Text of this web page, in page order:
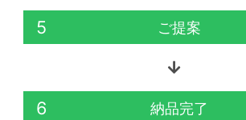
5 ご提案
6 納品完了